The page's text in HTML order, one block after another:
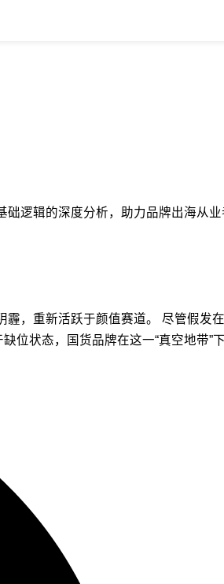
逻辑的深度分析，助力品牌出海从业
，重新活跃于颜值赛道。 尽管假发
位状态，国货品牌在这一“真空地带”